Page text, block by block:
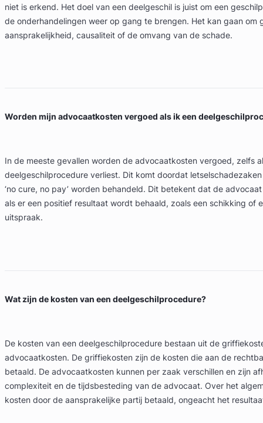
niet is erkend. Het doel van een deelgeschil is juist om een
de onderhandelingen weer op gang te brengen. Het kan gaan om
aansprakelijkheid, causaliteit of de omvang van de schade.
Worden mijn advocaatkosten vergoed als ik een
In de meeste gevallen worden de advocaatkosten vergoed, zelfs
deelgeschilprocedure verliest. Dit komt doordat
‘no cure, no pay’ worden behandeld. Dit betekent dat de
als er een positief resultaat wordt behaald, zoals een schikking of
uitspraak.
Wat zijn de kosten van een deelgeschilprocedure?
De kosten van een deelgeschilprocedure bestaan uit de
advocaatkosten. De griffiekosten zijn de kosten die aan de
betaald. De advocaatkosten kunnen per zaak verschillen en zijn
complexiteit en de tijdsbesteding van de advocaat. Over het
kosten door de aansprakelijke partij betaald, ongeacht het